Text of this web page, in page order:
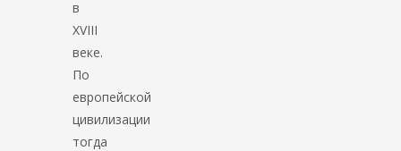
в
XVIII
веке.
По
европейской
цивилизации
тогда